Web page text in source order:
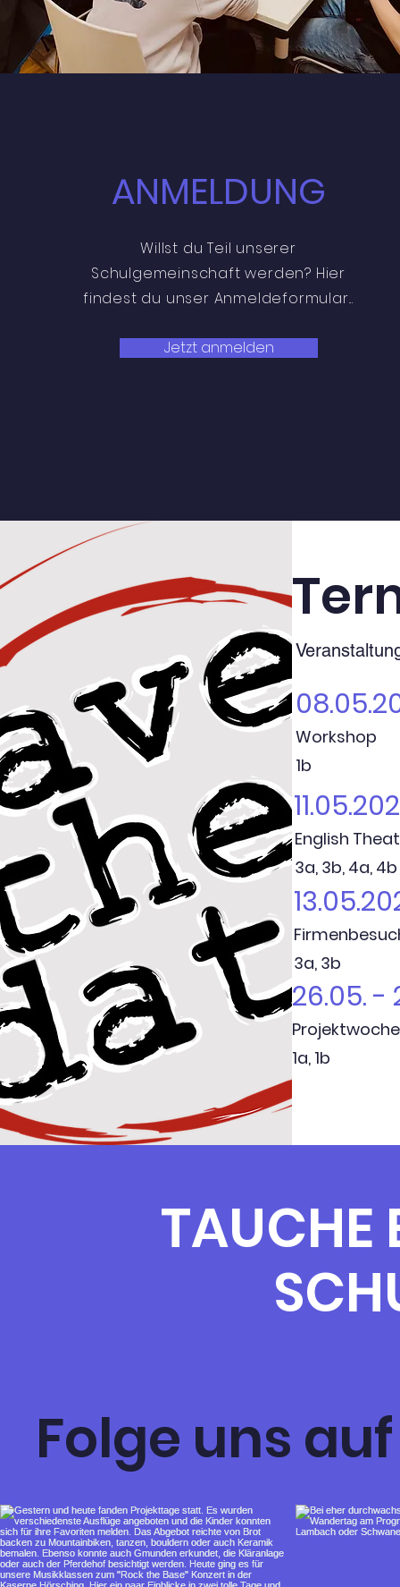
ANMELDUNG
Willst du Teil unserer
Schulgemeinschaft werden? Hier
findest du unser Anmeldeformular...
Jetzt anmelden
Workshop
1b
English
3a, 3b, 4a, 4b
3a, 3b
26.05. -
1a, 1b
TAUCHE
Folge uns